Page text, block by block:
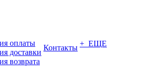
оплаты
доставки
возврата
Контакты + ЕЩЕ